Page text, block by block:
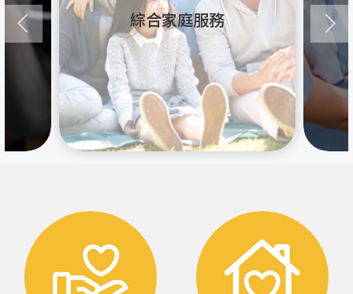
綜合家庭服務